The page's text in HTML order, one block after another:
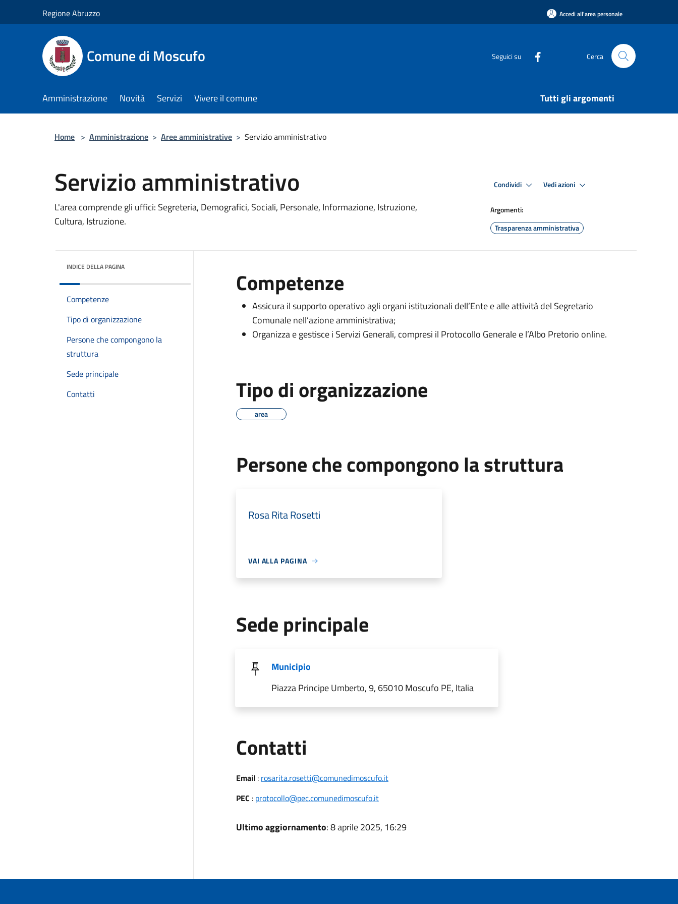
Regione Abruzzo Accedi all'area personale
Comune di Moscufo Seguici su Cerca
Amministrazione Novità Servizi Vivere il comune Tutti gli argomenti
Home > Amministrazione > Aree amministrative > Servizio amministrativo
Servizio amministrativo
L'area comprende gli uffici: Segreteria, Demografici, Sociali, Personale, Informazione, Istruzione,
Cultura, Istruzione.
Condividi Vedi azioni
Argomenti:
Trasparenza amministrativa
INDICE DELLA PAGINA
Competenze
Tipo di organizzazione
Persone che compongono la
struttura
Sede principale
Contatti
Competenze
Assicura il supporto operativo agli organi istituzionali dell’Ente e alle attività del Segretario
Comunale nell’azione amministrativa;
Organizza e gestisce i Servizi Generali, compresi il Protocollo Generale e l’Albo Pretorio online.
Tipo di organizzazione
area
Persone che compongono la struttura
Rosa Rita Rosetti
VAI ALLA PAGINA
Sede principale
Municipio
Piazza Principe Umberto, 9, 65010 Moscufo PE, Italia
Contatti
Email: rosarita.rosetti@comunedimoscufo.it
PEC : protocollo@pec.comunedimoscufo.it
Ultimo aggiornamento: 8 aprile 2025, 16:29